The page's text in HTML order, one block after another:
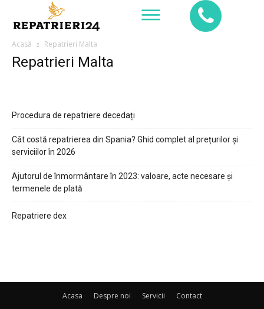
Acasă Repatrieri Malta
Repatrieri Malta
Procedura de repatriere decedați
Cât costă repatrierea din Spania? Ghid complet al prețurilor și
serviciilor în 2026
Ajutorul de înmormântare în 2023: valoare, acte necesare și
termenele de plată
Repatriere dex
Acasa Despre noi Servicii Contact